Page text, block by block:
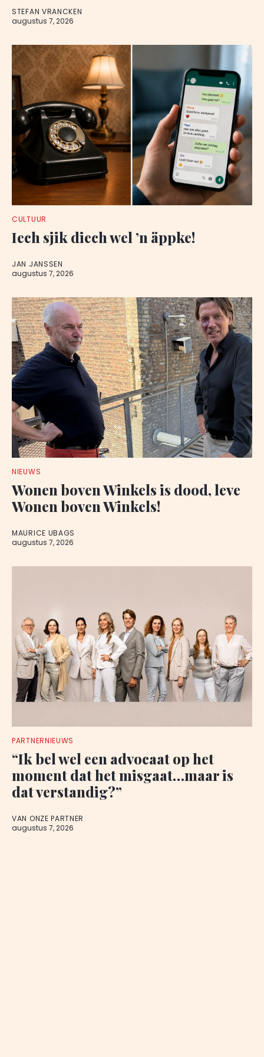
STEFAN VRANCKEN
augustus 7, 2026
CULTUUR
Iech sjik diech wel ’n äppke!
JAN JANSSEN
augustus 7, 2026
NIEUWS
Wonen boven Winkels is dood, leve
Wonen boven Winkels!
MAURICE UBAGS
augustus 7, 2026
PARTNERNIEUWS
“Ik bel wel een advocaat op het
moment dat het misgaat…maar is
dat verstandig?”
VAN ONZE PARTNER
augustus 7, 2026